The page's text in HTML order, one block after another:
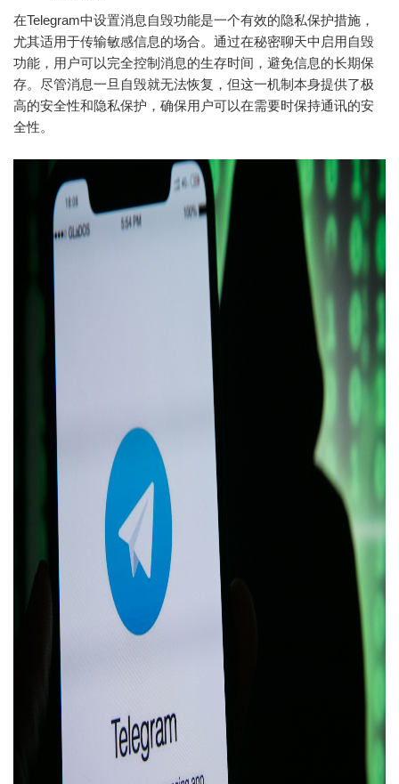
在Telegram中设置消息自毁功能是一个有效的隐私保护措施，
尤其适用于传输敏感信息的场合。通过在秘密聊天中启用自毁
功能，用户可以完全控制消息的生存时间，避免信息的长期保
存。尽管消息一旦自毁就无法恢复，但这一机制本身提供了极
高的安全性和隐私保护，确保用户可以在需要时保持通讯的安
全性。